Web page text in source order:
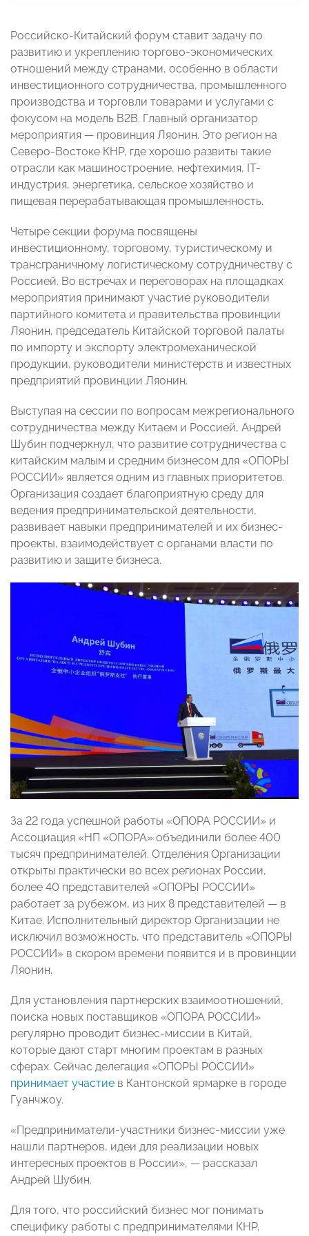
Российско-Китайский форум ставит задачу по
развитию и укреплению торгово-экономических
отношений между странами, особенно в области
инвестиционного сотрудничества, промышленного
производства и торговли товарами и услугами с
фокусом на модель B2B. Главный организатор
мероприятия — провинция Ляонин. Это регион на
Северо-Востоке КНР, где хорошо развиты такие
отрасли как машиностроение, нефтехимия, IT-
индустрия, энергетика, сельское хозяйство и
пищевая перерабатывающая промышленность.
Четыре секции форума посвящены
инвестиционному, торговому, туристическому и
трансграничному логистическому сотрудничеству с
Россией. Во встречах и переговорах на площадках
мероприятия принимают участие руководители
партийного комитета и правительства провинции
Ляонин, председатель Китайской торговой палаты
по импорту и экспорту электромеханической
продукции, руководители министерств и известных
предприятий провинции Ляонин.
Выступая на сессии по вопросам межрегионального
сотрудничества между Китаем и Россией, Андрей
Шубин подчеркнул, что развитие сотрудничества с
китайским малым и средним бизнесом для «ОПОРЫ
РОССИИ» является одним из главных приоритетов.
Организация создает благоприятную среду для
ведения предпринимательской деятельности,
развивает навыки предпринимателей и их бизнес-
проекты, взаимодействует с органами власти по
развитию и защите бизнеса.
За 22 года успешной работы «ОПОРА РОССИИ» и
Ассоциация «НП «ОПОРА» объединили более 400
тысяч предпринимателей. Отделения Организации
открыты практически во всех регионах России,
более 40 представителей «ОПОРЫ РОССИИ»
работает за рубежом, из них 8 представителей — в
Китае. Исполнительный директор Организации не
исключил возможность, что представитель «ОПОРЫ
РОССИИ» в скором времени появится и в провинции
Ляонин.
Для установления партнерских взаимоотношений,
поиска новых поставщиков «ОПОРА РОССИИ»
регулярно проводит бизнес-миссии в Китай,
которые дают старт многим проектам в разных
сферах. Сейчас делегация «ОПОРЫ РОССИИ»
принимает участие в Кантонской ярмарке в городе
Гуанчжоу.
«Предприниматели-участники бизнес-миссии уже
нашли партнеров, идеи для реализации новых
интересных проектов в России», — рассказал
Андрей Шубин.
Для того, что российский бизнес мог понимать
специфику работы с предпринимателями КНР,